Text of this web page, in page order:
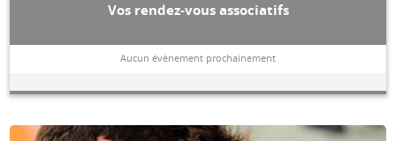
Vos rendez-vous associatifs
Aucun évènement prochainement